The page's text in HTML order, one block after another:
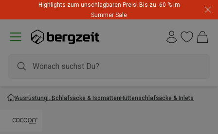
Highlights zum unschlagbaren Preis! Bis zu -60 % im
Summer Sale
Ausrüstung Schlafsäcke & IsomattenHüttenschlafsäcke & Inlets